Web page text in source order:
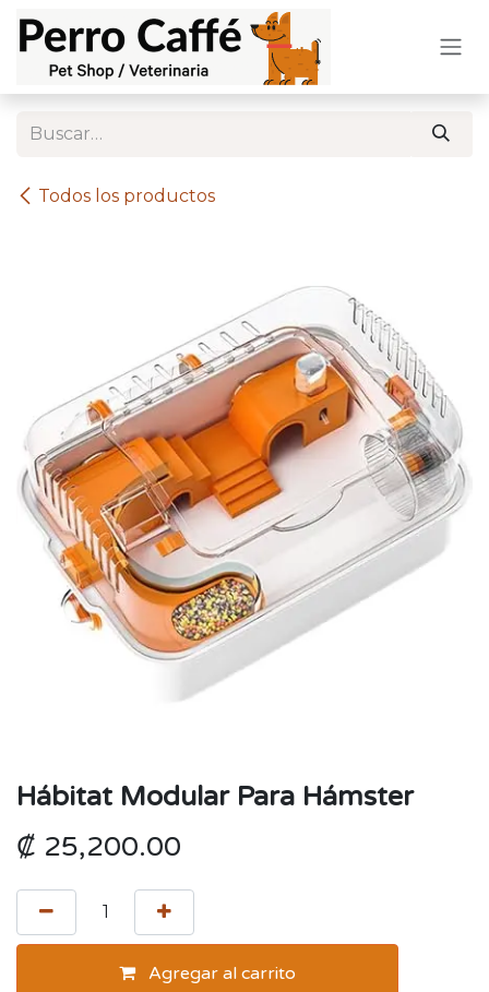
Todos los productos
Hábitat Modular Para Hámster
₡ 25,200.00
Agregar al carrito